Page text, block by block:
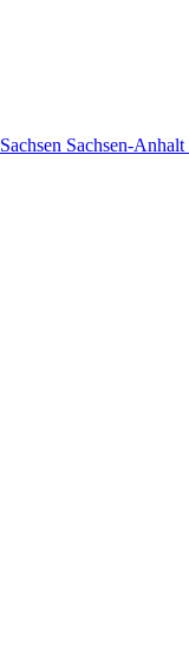
Sachsen Sachsen-Anhalt